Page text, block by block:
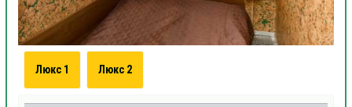
Люкс 1 Люкс 2